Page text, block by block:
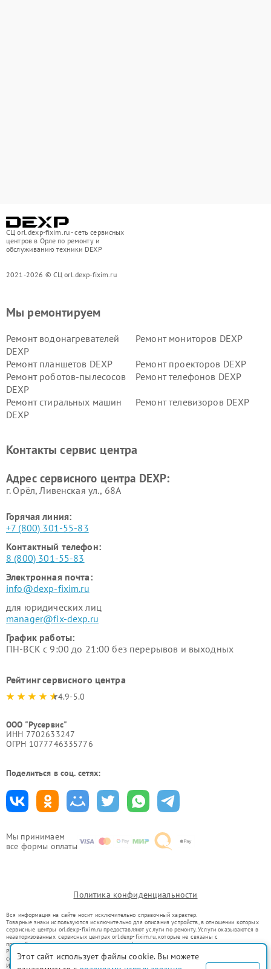
СЦ orl.dexp-fixim.ru - сеть сервисных
центров в Орле по ремонту и
обслуживанию техники DEXP
2021-2026 © СЦ orl.dexp-fixim.ru
Мы принимаем
все формы оплаты
Мы ремонтируем
Ремонт водонагревателей
DEXP
Ремонт мониторов DEXP
Ремонт планшетов DEXP
Ремонт проекторов DEXP
Ремонт роботов-пылесосов
DEXP
Ремонт телефонов DEXP
Ремонт стиральных машин
DEXP
Ремонт телевизоров DEXP
Ремонт серверов DEXP
Ремонт мини пк DEXP
Контакты сервис центра
Адрес сервисного центра DEXP:
г. Орёл, Ливенская ул., 68А
Горячая линия:
+7 (800) 301-55-83
Контактный телефон:
8 (800) 301-55-83
Электронная почта:
info@dexp-fixim.ru
для юридических лиц
manager@fix-dexp.ru
График работы:
ПН-ВСК с 9:00 до 21:00 без перерывов и выходных
Рейтинг сервисного центра
4.9-5.0
ООО "Русервис"
ИНН 7702633247
ОГРН 1077746335776
Поделиться в соц. сетях:
Политика конфиденциальности
Вся информация на сайте носит исключительно справочный характер.
Товарные знаки используются исключительно для описания устройств, в отношении которых
сервисные центры orl.dexp-fixim.ru предоставляют услуги по ремонту. Услуги оказываются в
неавторизованных сервисных центрах orl.dexp-fixim.ru, которые не связаны с
правообладателями товарных знаков или их официальными представителями.
Ремонт осуществляется для устройств, уже введенных в гражданский оборот в соответствии
со статьей 1487 ГК РФ.
Использование товарных знаков не преследует цели индивидуализации услуг или введения
Этот сайт использует файлы cookie. Вы можете